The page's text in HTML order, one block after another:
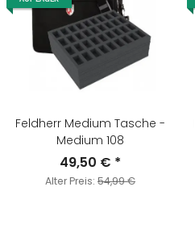
Feldherr Medium Tasche -
Medium 108
49,50 € *
Alter Preis: 54,99 €